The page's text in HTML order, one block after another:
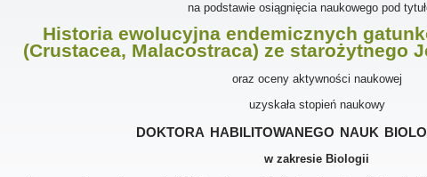
na podstawie osiągnięcia naukowego pod
Historia ewolucyjna endemicznych
(Crustacea, Malacostraca) ze starożytnego
oraz oceny aktywności naukowej
uzyskała stopień naukowy
doktora habilitowanego nauk
w zakresie Biologii